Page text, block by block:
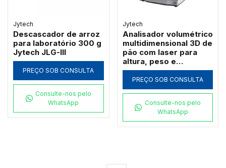
Jytech
Descascador de arroz
para laboratório 300 g
Jytech JLG-III
PREÇO SOB CONSULTA
Consulte-nos pelo
WhatsApp
Jytech
Analisador volumétrico
multidimensional 3D de
pão com laser para
altura, peso e
densidade Jytech PV-X
PREÇO SOB CONSULTA
Consulte-nos pelo
WhatsApp